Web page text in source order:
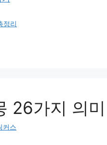
정리
26가지 의
커스